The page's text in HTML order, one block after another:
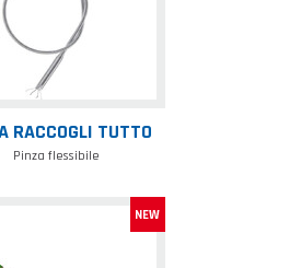
RACCOGLI TUTTO
Pinza flessibile